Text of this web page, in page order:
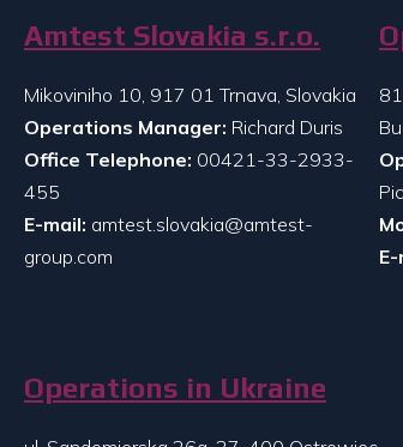
Amtest Slovakia s.r.o.
Mikoviniho 10, 917 01 Trnava, Slovakia
Operations Manager: Richard Duris
Office Telephone: 00421-33-2933-
455
E-mail: amtest.slovakia@amtest-
group.com
Operations in Ukraine